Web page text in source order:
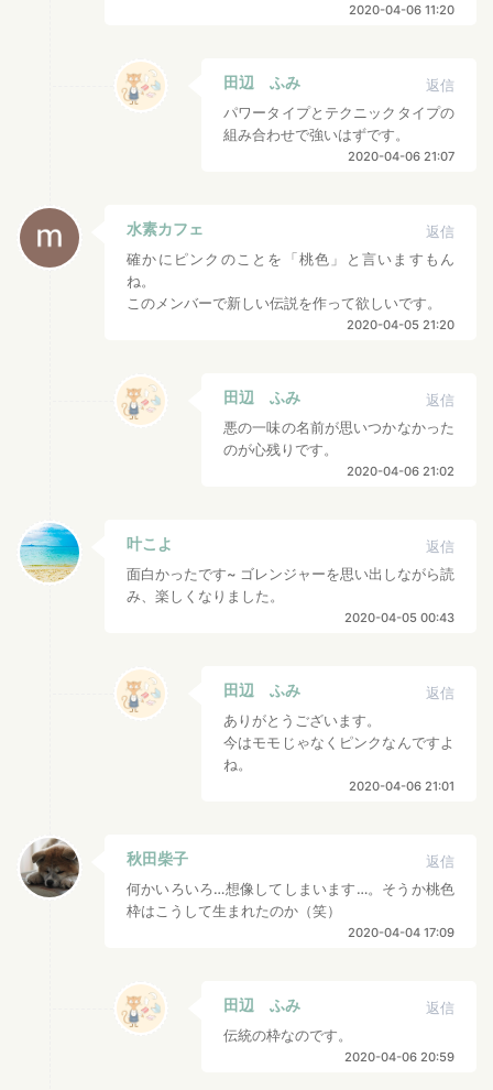
2020-04-06 11:20
田辺 ふみ
返信
パワータイプとテクニックタイプの
組み合わせで強いはずです。
2020-04-06 21:07
水素カフェ
返信
確かにピンクのことを「桃色」と言いますもん
ね。
このメンバーで新しい伝説を作って欲しいです。
2020-04-05 21:20
田辺 ふみ
返信
悪の一味の名前が思いつかなかった
のが心残りです。
2020-04-06 21:02
叶こよ
返信
面白かったです~ ゴレンジャーを思い出しながら読
み、楽しくなりました。
2020-04-05 00:43
田辺 ふみ
返信
ありがとうございます。
今はモモじゃなくピンクなんですよ
ね。
2020-04-06 21:01
秋田柴子
返信
何かいろいろ…想像してしまいます…。そうか桃色
枠はこうして生まれたのか（笑）
2020-04-04 17:09
田辺 ふみ
返信
伝統の枠なのです。
2020-04-06 20:59